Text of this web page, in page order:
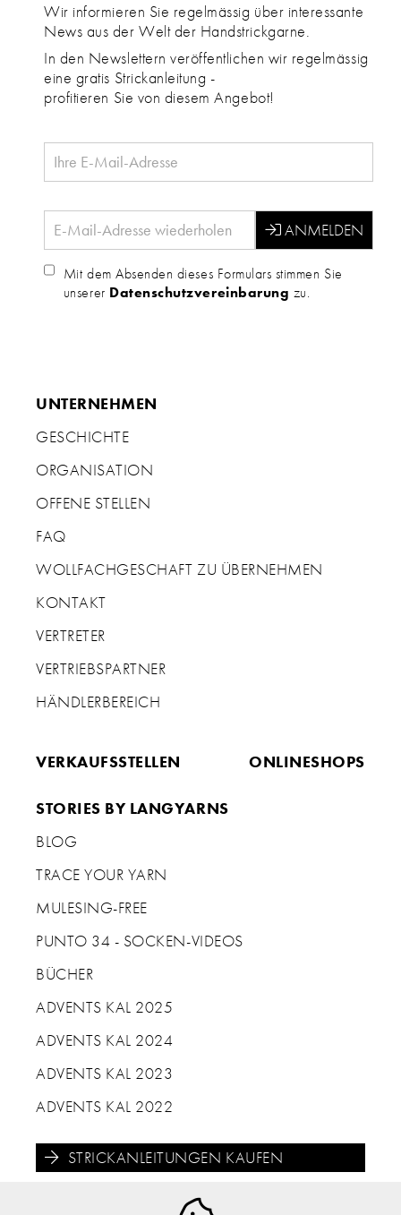
Wir informieren Sie regelmässig über interessante
News aus der Welt der Handstrickgarne.
In den Newslettern veröffentlichen wir regelmässig
eine gratis Strickanleitung -
profitieren Sie von diesem Angebot!
Mit dem Absenden dieses Formulars stimmen Sie
unserer Datenschutzvereinbarung zu.
UNTERNEHMEN
GESCHICHTE
ORGANISATION
OFFENE STELLEN
FAQ
WOLLFACHGESCHAFT ZU ÜBERNEHMEN
KONTAKT
VERTRETER
VERTRIEBSPARTNER
HÄNDLERBEREICH
VERKAUFSSTELLEN ONLINESHOPS
STORIES BY LANGYARNS
BLOG
TRACE YOUR YARN
MULESING-FREE
PUNTO 34 - SOCKEN-VIDEOS
BÜCHER
ADVENTS KAL 2025
ADVENTS KAL 2024
ADVENTS KAL 2023
ADVENTS KAL 2022
STRICKANLEITUNGEN KAUFEN